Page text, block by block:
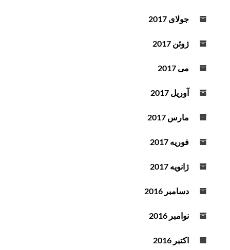
جولای 2017
ژوئن 2017
می 2017
آوریل 2017
مارس 2017
فوریه 2017
ژانویه 2017
دسامبر 2016
نوامبر 2016
اکتبر 2016